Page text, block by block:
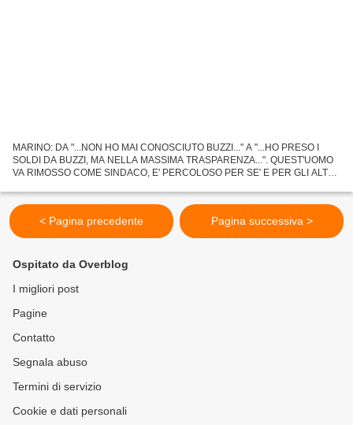
MARINO: DA "...NON HO MAI CONOSCIUTO BUZZI..." A "...HO PRESO I
SOLDI DA BUZZI, MA NELLA MASSIMA TRASPARENZA...". QUEST'UOMO
VA RIMOSSO COME SINDACO, E' PERCOLOSO PER SE' E PER GLI ALTRI.
< Pagina precedente Pagina successiva >
Ospitato da Overblog
I migliori post
Pagine
Contatto
Segnala abuso
Termini di servizio
Cookie e dati personali